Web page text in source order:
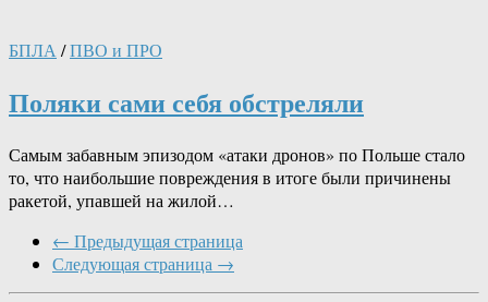
БПЛА/ПВО и ПРО
Поляки сами себя обстреляли
Самым забавным эпизодом «атаки дронов» по Польше стало
то, что наибольшие повреждения в итоге были причинены
ракетой, упавшей на жилой…
← Предыдущая страница
Следующая страница →